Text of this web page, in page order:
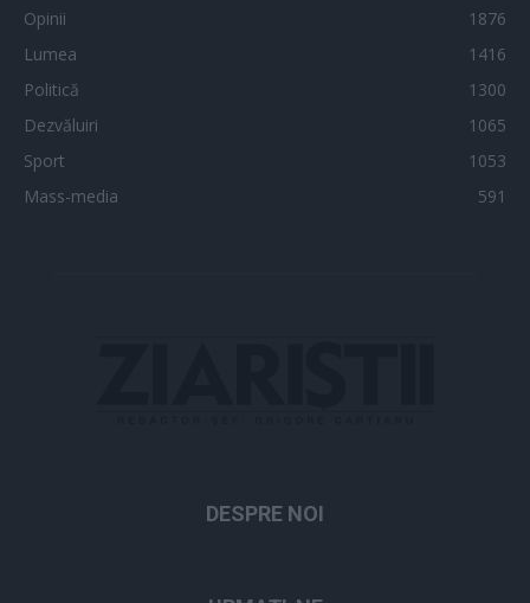
Opinii
1876
Lumea
1416
Politică
1300
Dezvăluiri
1065
Sport
1053
Mass-media
591
DESPRE NOI